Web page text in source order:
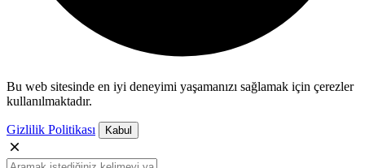
Bu web sitesinde en iyi deneyimi yaşamanızı sağlamak için çerezler
kullanılmaktadır.
Gizlilik Politikası Kabul